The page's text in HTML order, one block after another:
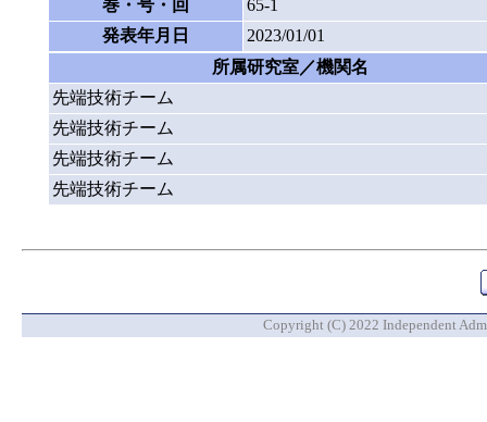
巻・号・回
65-1
発表年月日
2023/01/01
所属研究室／機関名
先端技術チーム
先端技術チーム
先端技術チーム
先端技術チーム
Copyright (C) 2022 Independent